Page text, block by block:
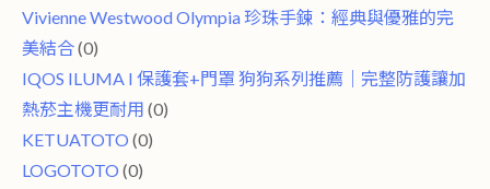
Vivienne Westwood Olympia 珍珠手鍊：經典與優雅的完
美結合(0)
IQOS ILUMA I 保護套+門罩 狗狗系列推薦｜完整防護讓加
熱菸主機更耐用 (0)
KETUATOTO (0)
LOGOTOTO (0)